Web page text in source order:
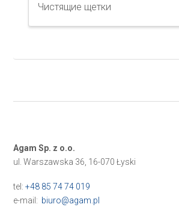
Чистящие щетки
Agam Sp. z o.o.
ul. Warszawska 36, 16-070 Łyski
tel:+48 85 74 74 019
e-mail: biuro@agam.pl